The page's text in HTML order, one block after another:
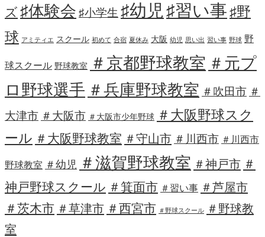
ズ ♯体験会 ♯小学生 ♯幼児♯習い事♯野
球 アミティエ スクール 初めて 合宿 夏休み 大阪 幼児 思い出 習い事 野球 野
球スクール 野球教室 ＃京都野球教室 ＃元プ
ロ野球選手 ＃兵庫野球教室 ＃吹田市 ＃
大津市 ＃大阪市 ＃大阪市少年野球 ＃大阪野球スク
ール ＃大阪野球教室 ＃守山市 ＃川西市 ＃川西市
野球教室 ＃幼児 ＃滋賀野球教室 ＃神戸市 ＃
神戸野球スクール ＃箕面市 ＃習い事 ＃芦屋市
＃茨木市 ＃草津市 ＃西宮市 ＃野球スクール
＃野球教
室